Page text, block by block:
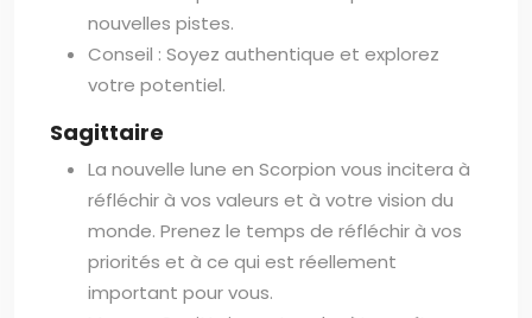
nouvelles pistes.
Conseil : Soyez authentique et explorez
votre potentiel.
Sagittaire
La nouvelle lune en Scorpion vous incitera à
réfléchir à vos valeurs et à votre vision du
monde. Prenez le temps de réfléchir à vos
priorités et à ce qui est réellement
important pour vous.